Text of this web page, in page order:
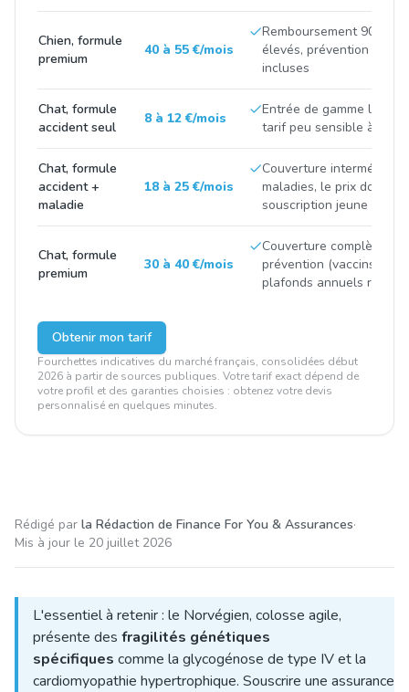
Chien, formule
premium
40 à 55 €/mois
Remboursement 90-100
élevés, prévention et
incluses
Chat, formule
accident seul
8 à 12 €/mois
Entrée de gamme
tarif peu sensible à la
Chat, formule
accident +
maladie
18 à 25 €/mois
Couverture
maladies, le prix double
souscription jeune et
Chat, formule
premium
30 à 40 €/mois
Couverture complète
prévention (vaccins,
plafonds annuels
Obtenir mon tarif
Fourchettes indicatives du marché français, consolidées début
2026 à partir de sources publiques. Votre tarif exact dépend de
votre profil et des garanties choisies : obtenez votre devis
personnalisé en quelques minutes.
Rédigé par la Rédaction de Finance For You & Assurances·
Mis à jour le 20 juillet 2026
L'essentiel à retenir : le Norvégien, colosse agile,
présente des fragilités génétiques
spécifiques comme la glycogénose de type IV et la
cardiomyopathie hypertrophique. Souscrire une assurance